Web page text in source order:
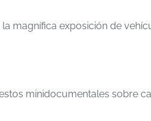
magnífica exposición de
minidocumentales sobre